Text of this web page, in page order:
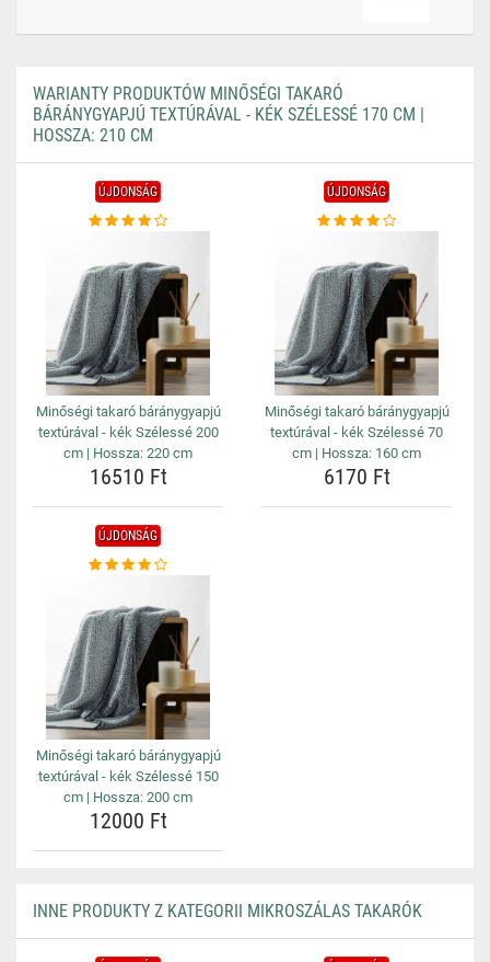
WARIANTY PRODUKTÓW MINŐSÉGI TAKARÓ
BÁRÁNYGYAPJÚ TEXTÚRÁVAL - KÉK SZÉLESSÉ 170 CM |
HOSSZA: 210 CM
ÚJDONSÁG
Minőségi takaró báránygyapjú
textúrával - kék Szélessé 200
cm | Hossza: 220 cm
16510 Ft
ÚJDONSÁG
Minőségi takaró báránygyapjú
textúrával - kék Szélessé 70
cm | Hossza: 160 cm
6170 Ft
ÚJDONSÁG
Minőségi takaró báránygyapjú
textúrával - kék Szélessé 150
cm | Hossza: 200 cm
12000 Ft
INNE PRODUKTY Z KATEGORII MIKROSZÁLAS TAKARÓK